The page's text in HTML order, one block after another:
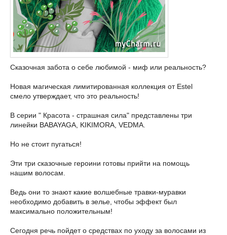
Сказочная забота о себе любимой - миф или реальность?
Новая магическая лимитированная коллекция от Estel
смело утверждает, что это реальность!
В серии " Красота - страшная сила" представлены три
линейки BABAYAGA, KIKIMORA, VEDMA.
Но не стоит пугаться!
Эти три сказочные героини готовы прийти на помощь
нашим волосам.
Ведь они то знают какие волшебные травки-муравки
необходимо добавить в зелье, чтобы эффект был
максимально положительным!
Сегодня речь пойдет о средствах по уходу за волосами из